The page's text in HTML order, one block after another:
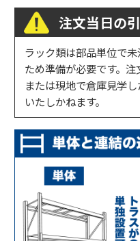
注文当日の
ラック類は部品単位で
ため準備が必要です。注
または現地で倉庫見学
いたしかねます。